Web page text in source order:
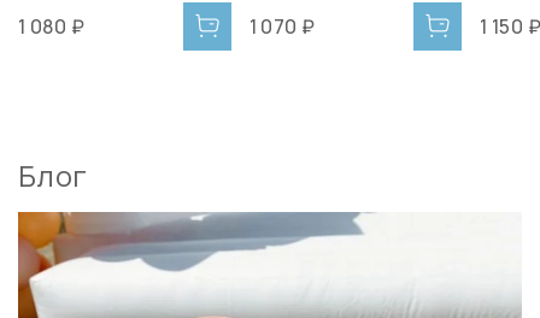
1 080 ₽
1 070 ₽
1 150
Блог